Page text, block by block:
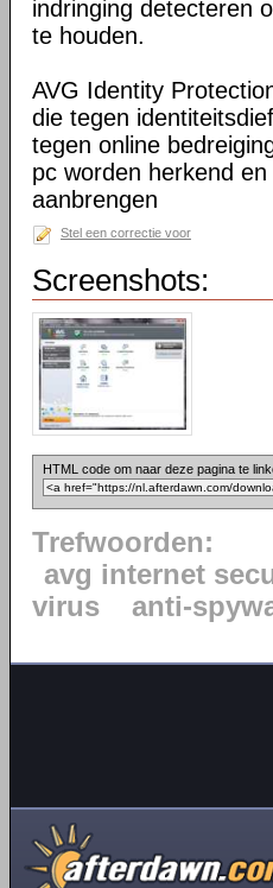
indringing detecteren
te houden.
AVG Identity
die tegen
tegen online
pc worden herkend
aanbrengen
Stel een correctie voor
Screenshots:
HTML code om naar deze pagina te
Trefwoorden:
avg internet
virus
anti-